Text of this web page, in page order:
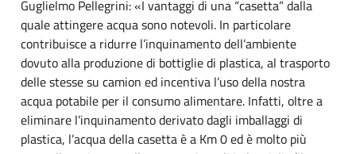
Guglielmo Pellegrini: «I vantaggi di una “casetta” dalla
quale attingere acqua sono notevoli. In particolare
contribuisce a ridurre l’inquinamento dell’ambiente
dovuto alla produzione di bottiglie di plastica, al trasporto
delle stesse su camion ed incentiva l’uso della nostra
acqua potabile per il consumo alimentare. Infatti, oltre a
eliminare l’inquinamento derivato dagli imballaggi di
plastica, l’acqua della casetta è a Km 0 ed è molto più